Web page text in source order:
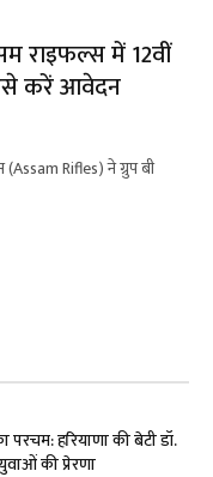
राइफल्स में 12वीं
करें आवेदन
Rifles) ने ग्रुप बी
परचम: हरियाणा की बेटी डॉ.
की प्रेरणा